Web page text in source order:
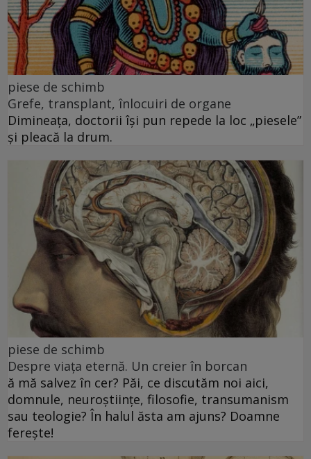
piese de schimb
Grefe, transplant, înlocuiri de organe
Dimineața, doctorii își pun repede la loc „piesele”
și pleacă la drum.
piese de schimb
Despre viața eternă. Un creier în borcan
ă mă salvez în cer? Păi, ce discutăm noi aici,
domnule, neuroștiințe, filosofie, transumanism
sau teologie? În halul ăsta am ajuns? Doamne
ferește!